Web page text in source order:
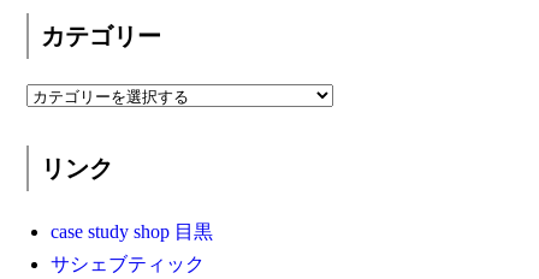
カテゴリー
リンク
case study shop 目黒
サシェブティック